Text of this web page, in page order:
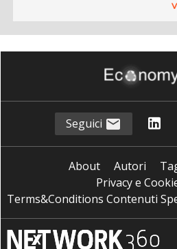
Seguici
About Autori
Privacy e
Terms&Conditions Contenuti